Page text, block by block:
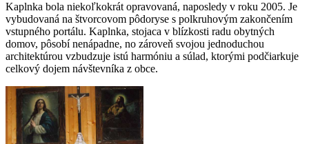
Kaplnka bola niekoľkokrát opravovaná, naposledy v roku 2005. Je
vybudovaná na štvorcovom pôdoryse s polkruhovým zakončením
vstupného portálu. Kaplnka, stojaca v blízkosti radu obytných
domov, pôsobí nenápadne, no zároveň svojou jednoduchou
architektúrou vzbudzuje istú harmóniu a súlad, ktorými podčiarkuje
celkový dojem návštevníka z obce.